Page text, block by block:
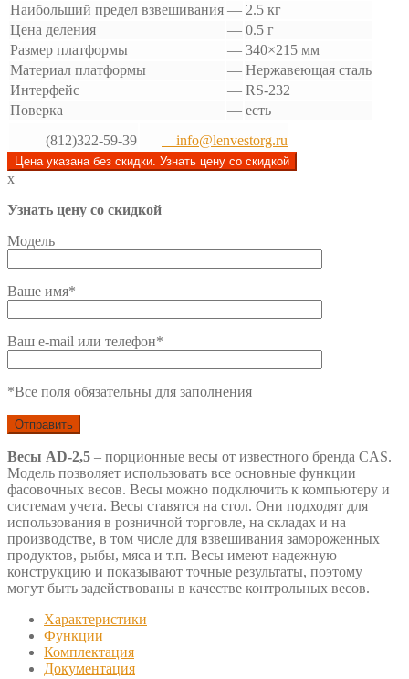
Наибольший предел взвешивания — 2.5 кг
Цена деления
— 0.5 г
Размер платформы
— 340×215 мм
Материал платформы
— Нержавеющая сталь
Интерфейс
— RS-232
Поверка
— есть
(812)322-59-39
info@lenvestorg.ru
Цена указана без скидки. Узнать цену со скидкой
x
Узнать цену со скидкой
Модель
Ваше имя*
Ваш e-mail или телефон*
*Все поля обязательны для заполнения
Весы AD-2,5 – порционные весы от известного бренда CAS.
Модель позволяет использовать все основные функции
фасовочных весов. Весы можно подключить к компьютеру и
системам учета. Весы ставятся на стол. Они подходят для
использования в розничной торговле, на складах и на
производстве, в том числе для взвешивания замороженных
продуктов, рыбы, мяса и т.п. Весы имеют надежную
конструкцию и показывают точные результаты, поэтому
могут быть задействованы в качестве контрольных весов.
Характеристики
Функции
Комплектация
Документация